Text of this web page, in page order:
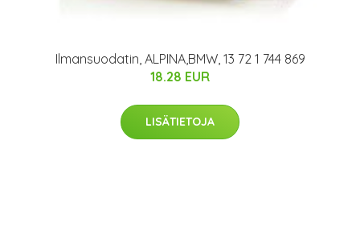
Ilmansuodatin, ALPINA,BMW, 13 72 1 744 869
18.28 EUR
LISÄTIETOJA